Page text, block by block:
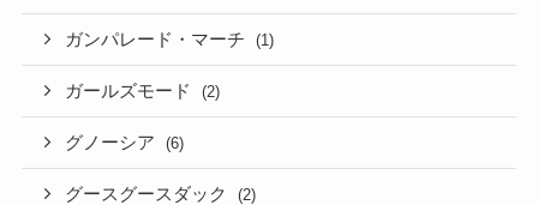
ガンパレード・マーチ (1)
ガールズモード (2)
グノーシア (6)
グースグースダック (2)